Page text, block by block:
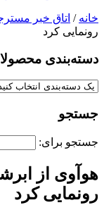
خانه / اتاق خبر
رونمایی کرد
دسته‌بندی‌
جستجو
جستجو برای:
هوآوی از
رونمایی کرد